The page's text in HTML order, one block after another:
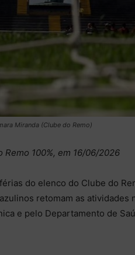
Miranda (Clube do Remo)
Remo 100%, em 16/06/2026
do elenco do Clube do
retomam as
e pelo Departamento de